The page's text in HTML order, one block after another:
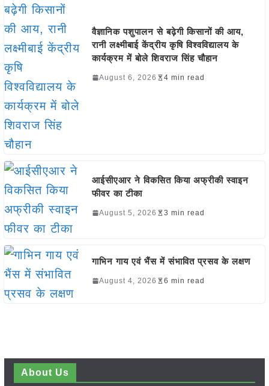
वैज्ञानिक पशुपालन से बढ़ेगी किसानों की आय,
रानी लक्ष्मीबाई केंद्रीय कृषि विश्वविद्यालय के
कार्यक्रम में बोले शिवराज सिंह चौहान
August 6, 2026 4 min read
आईसीएआर ने विकसित किया अफ्रीकी स्वाइन
फीवर का टीका
August 5, 2026 3 min read
गाभिन गाय एवं भैंस में संभावित प्रसव के लक्षण
August 4, 2026 6 min read
About Us